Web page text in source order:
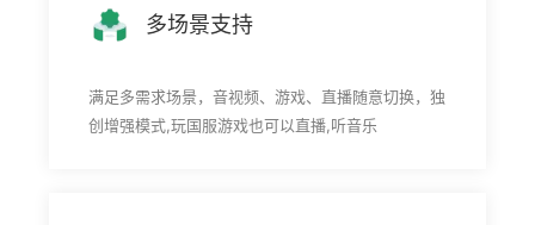
多场景支持
满足多需求场景，音视频、游戏、直播随意切换，独
创增强模式,玩国服游戏也可以直播,听音乐